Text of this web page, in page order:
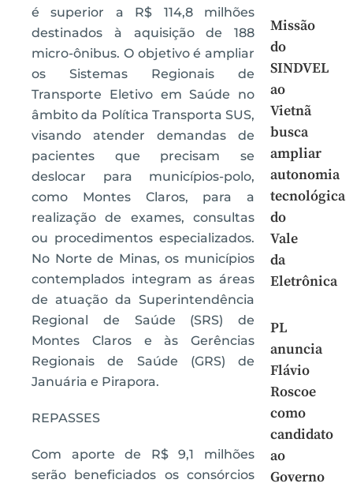
é superior a R$ 114,8 milhões
destinados à aquisição de 188
micro-ônibus. O objetivo é ampliar
os Sistemas Regionais de
Transporte Eletivo em Saúde no
âmbito da Política Transporta SUS,
visando atender demandas de
pacientes que precisam se
deslocar para municípios-polo,
como Montes Claros, para a
realização de exames, consultas
ou procedimentos especializados.
No Norte de Minas, os municípios
contemplados integram as áreas
de atuação da Superintendência
Regional de Saúde (SRS) de
Montes Claros e às Gerências
Regionais de Saúde (GRS) de
Januária e Pirapora.
REPASSES
Com aporte de R$ 9,1 milhões
serão beneficiados os consórcios
Missão
do
SINDVEL
ao
Vietnã
busca
ampliar
autonomia
tecnológica
do
Vale
da
Eletrônica
PL
anuncia
Flávio
Roscoe
como
candidato
ao
Governo